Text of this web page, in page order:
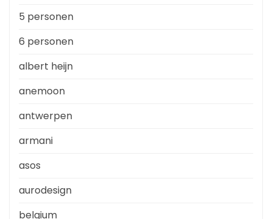
5 personen
6 personen
albert heijn
anemoon
antwerpen
armani
asos
aurodesign
belgium